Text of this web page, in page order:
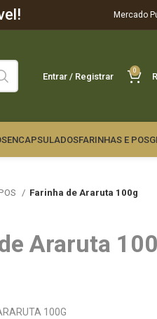
Mercado
Entrar / Registrar
0
ENCAPSULADOSFARINHAS E POS
Farinha de Araruta 100g
Araruta
100G